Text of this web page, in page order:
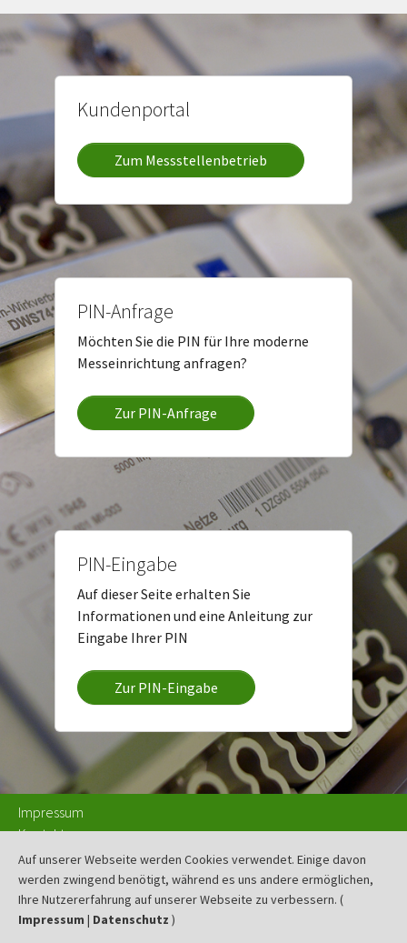
Kundenportal
Zum Messstellenbetrieb
PIN-Anfrage
Möchten Sie die PIN für Ihre moderne
Messeinrichtung anfragen?
Zur PIN-Anfrage
PIN-Eingabe
Auf dieser Seite erhalten Sie
Informationen und eine Anleitung zur
Eingabe Ihrer PIN
Zur PIN-Eingabe
Impressum
Kontakt
Datenschutz
Disclaimer
Beschwerde & Schlichtung
Medienservice
Auf unserer Webseite werden Cookies verwendet. Einige davon
werden zwingend benötigt, während es uns andere ermöglichen,
Ihre Nutzererfahrung auf unserer Webseite zu verbessern. (
Impressum | Datenschutz )